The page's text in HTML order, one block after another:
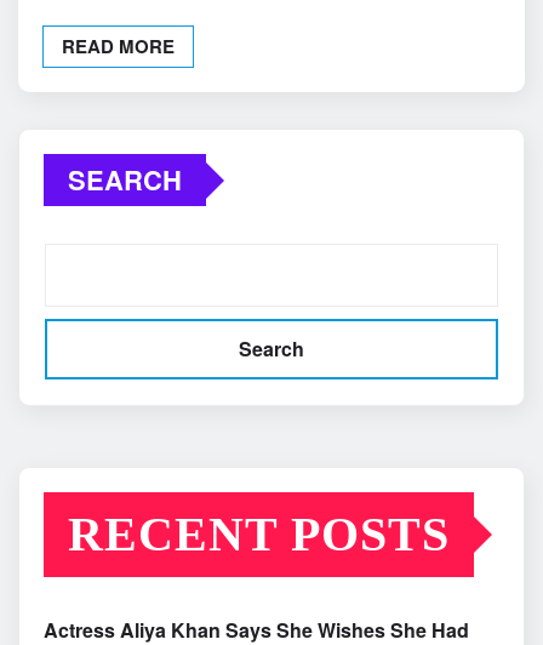
READ MORE
SEARCH
Search
RECENT POSTS
Actress Aliya Khan Says She Wishes She Had